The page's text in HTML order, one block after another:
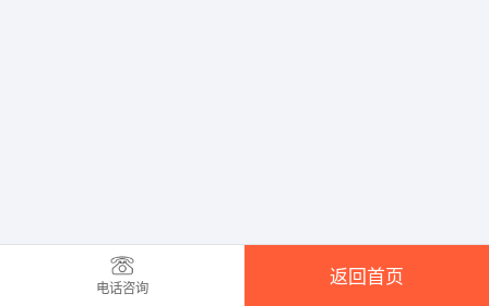
电话咨询
返回首页